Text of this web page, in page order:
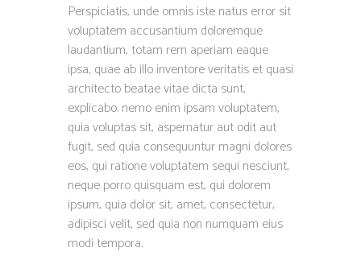
Perspiciatis, unde omnis iste natus error sit
voluptatem accusantium doloremque
laudantium, totam rem aperiam eaque
ipsa, quae ab illo inventore veritatis et quasi
architecto beatae vitae dicta sunt,
explicabo. nemo enim ipsam voluptatem,
quia voluptas sit, aspernatur aut odit aut
fugit, sed quia consequuntur magni dolores
eos, qui ratione voluptatem sequi nesciunt,
neque porro quisquam est, qui dolorem
ipsum, quia dolor sit, amet, consectetur,
adipisci velit, sed quia non numquam eius
modi tempora.